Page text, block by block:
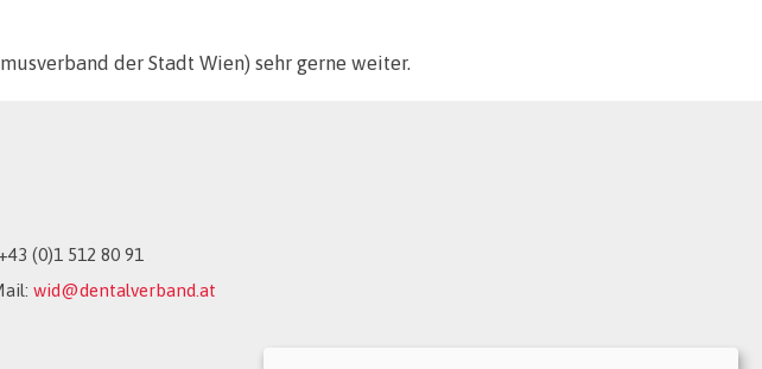
der Stadt Wien) sehr gerne weiter.
(0)1 512 80 91
wid@dentalverband.at